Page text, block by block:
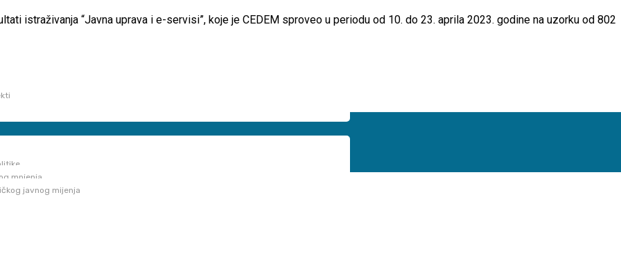
mnjenja
javnog mijenja
istraživanja “Javna uprava i e-servisi”, koje je CEDEM sproveo u periodu od 10. do 23. aprila 2023. godine na uzorku od 802